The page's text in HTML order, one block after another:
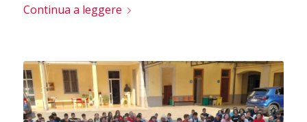
Continua a leggere